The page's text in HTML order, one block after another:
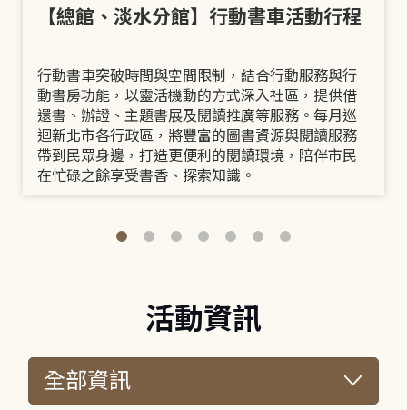
【總館、淡水分館】行動書車活動行程
行動書車突破時間與空間限制，結合行動服務與行
動書房功能，以靈活機動的方式深入社區，提供借
還書、辦證、主題書展及閱讀推廣等服務。每月巡
迴新北市各行政區，將豐富的圖書資源與閱讀服務
帶到民眾身邊，打造更便利的閱讀環境，陪伴市民
在忙碌之餘享受書香、探索知識。
活動資訊